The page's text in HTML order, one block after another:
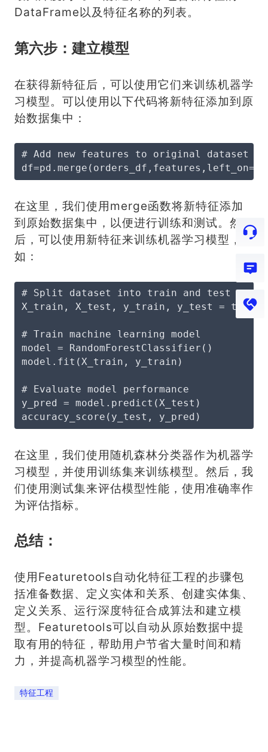
DataFrame以及特征名称的列表。
第六步：建立模型
在获得新特征后，可以使用它们来训练机器学
习模型。可以使用以下代码将新特征添加到原
始数据集中：
# Add new features to original dataset
在这里，我们使用merge函数将新特征添加
到原始数据集中，以便进行训练和测试。然
后，可以使用新特征来训练机器学习模型，例
如：
# Split dataset into train and test sets
X_train, X_test, y_train, y_test =
# Train machine learning model
model = RandomForestClassifier()
model.fit(X_train, y_train)
# Evaluate model performance
y_pred = model.predict(X_test)
accuracy_score(y_test, y_pred)
在这里，我们使用随机森林分类器作为机器学
习模型，并使用训练集来训练模型。然后，我
们使用测试集来评估模型性能，使用准确率作
为评估指标。
总结：
使用Featuretools自动化特征工程的步骤包
括准备数据、定义实体和关系、创建实体集、
定义关系、运行深度特征合成算法和建立模
型。Featuretools可以自动从原始数据中提
取有用的特征，帮助用户节省大量时间和精
力，并提高机器学习模型的性能。
特征工程